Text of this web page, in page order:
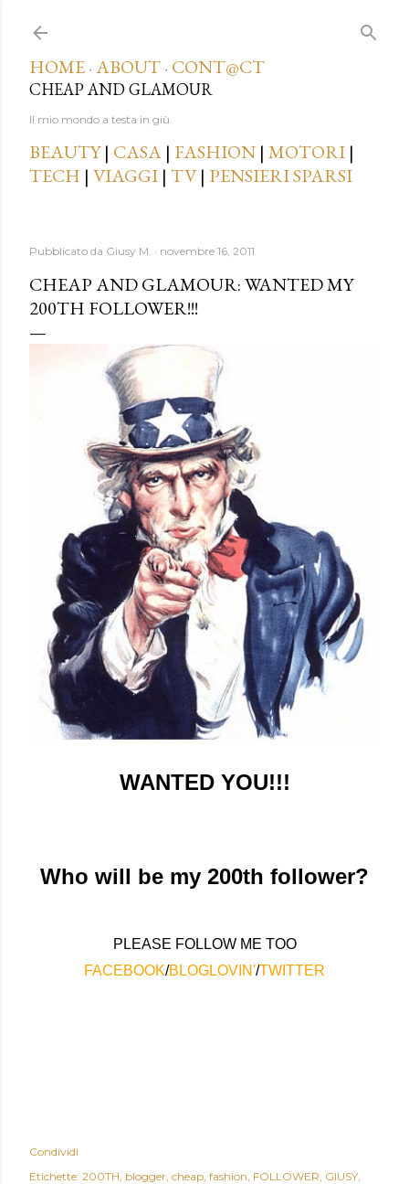
HOME · ABOUT · CONT@CT
CHEAP AND GLAMOUR
Il mio mondo a testa in giù.
BEAUTY| CASA | FASHION | MOTORI |
TECH | VIAGGI | TV| PENSIERI SPARSI
Pubblicato da Giusy M. novembre 16, 2011
CHEAP AND GLAMOUR: WANTED MY
200TH FOLLOWER!!!
WANTED YOU!!!
Who will be my 200th follower?
PLEASE FOLLOW ME TOO
FACEBOOK/BLOGLOVIN'/TWITTER
Condividi
Etichette: 200TH blogger cheap fashion FOLLOWER GIUSY